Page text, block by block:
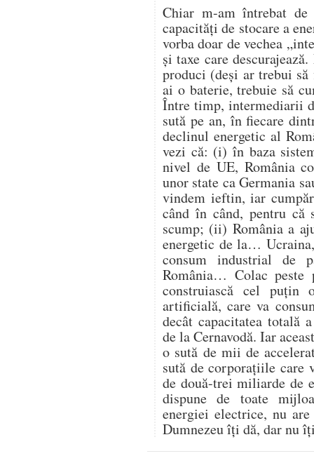
Chiar m-am întrebat
capacități de stocare a
vorba doar de vechea
și taxe care
produci (deși ar trebui
ai o baterie, trebuie să
Între timp, intermediarii
sută pe an, în fiecare
declinul energetic al
vezi că: (i) în baza
nivel de UE, România
unor state ca Germania
vindem ieftin, iar
când în când, pentru că
scump; (ii) România a
energetic de la…
consum industrial de
România… Colac peste
construiască cel
artificială, care va
decât capacitatea totală
de la Cernavodă. Iar
o sută de mii de
sută de corporațiile
de două-trei miliarde de
dispune de toate
energiei electrice, nu
Dumnezeu îți dă, dar nu